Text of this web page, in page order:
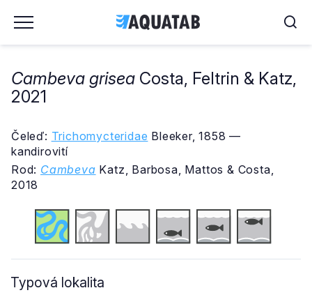
Cambeva grisea Costa, Feltrin & Katz,
2021
Čeleď: Trichomycteridae Bleeker, 1858 —
kandirovití
Rod: Cambeva Katz, Barbosa, Mattos & Costa,
2018
Typová lokalita